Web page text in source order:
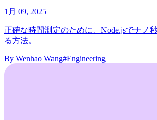
1月 09, 2025
正確な時間測定のために、Node.jsでナノ
る方法。
By Wenhao Wang#Engineering